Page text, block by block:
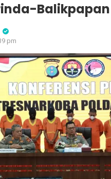
Balikpapan
pm